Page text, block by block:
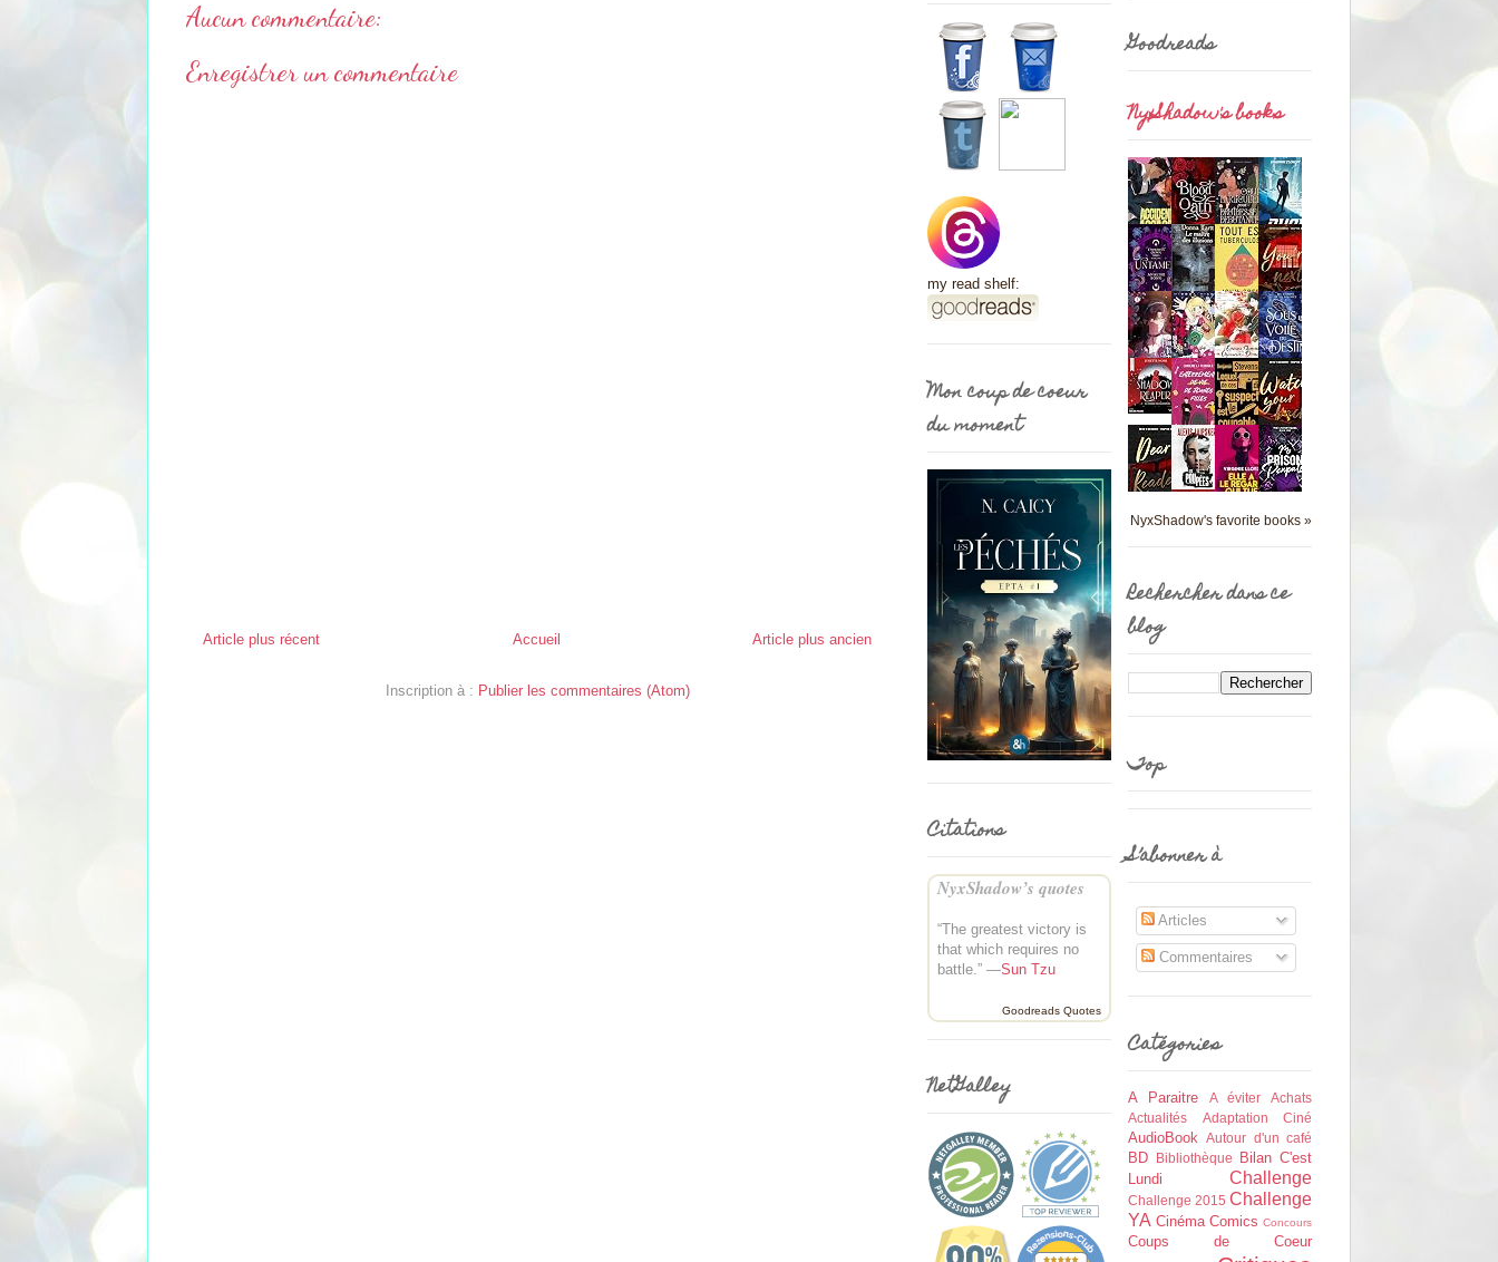
Aucun commentaire:
Enregistrer un commentaire
Article plus récent Article plus ancien
Accueil
Inscription à : Publier les commentaires (Atom)
my read shelf:
Mon coup de coeur
du moment
Citations
NyxShadow’s quotes
“The greatest victory is
that which requires no
battle.” —Sun Tzu
Goodreads Quotes
NetGalley
Goodreads
NyxShadow's books
NyxShadow's favorite books »
Rechercher dans ce
blog
Top
S’abonner à
Articles
Commentaires
Catégories
A Paraitre A éviter
Achats
Actualités
Adaptation Ciné
AudioBook Autour d'un café
BD Bibliothèque Bilan C'est
Lundi
Challenge
Challenge 2015 Challenge
YA Cinéma Comics Concours
Coups de Coeur